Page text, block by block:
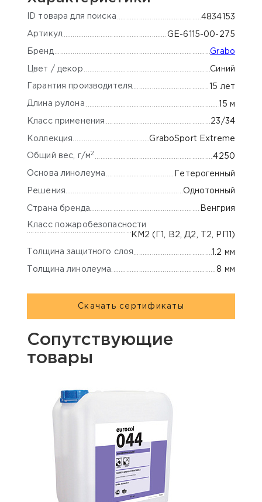
ID товара для поиска 4834153
Артикул GE-6115-00-275
Бренд Grabo
Цвет / декор Синий
Гарантия производителя 15 лет
Длина рулона 15 м
Класс применения 23/34
Коллекция GraboSport Extreme
Общий вес, г/м 2 4250
Основа линолеума Гетерогенный
Решения Однотонный
Страна бренда Венгрия
Класс пожаробезопасности
КМ2 (Г1, В2, Д2, Т2, РП1)
Толщина защитного слоя 1.2 мм
Толщина линолеума 8 мм
Скачать сертификаты
Сопутствующие
товары